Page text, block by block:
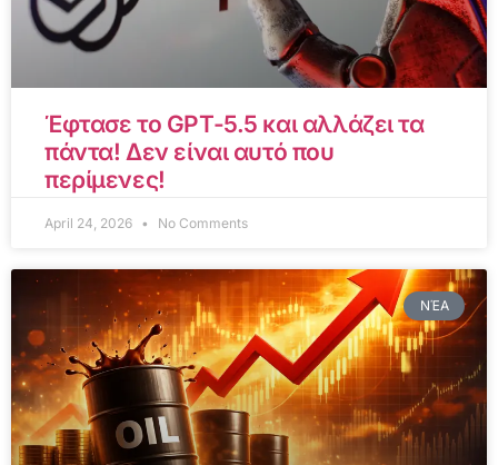
Έφτασε το GPT-5.5 και αλλάζει τα
πάντα! Δεν είναι αυτό που
περίμενες!
April 24, 2026 No Comments
ΝΈΑ